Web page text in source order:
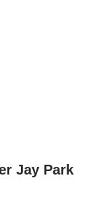
Jay Park